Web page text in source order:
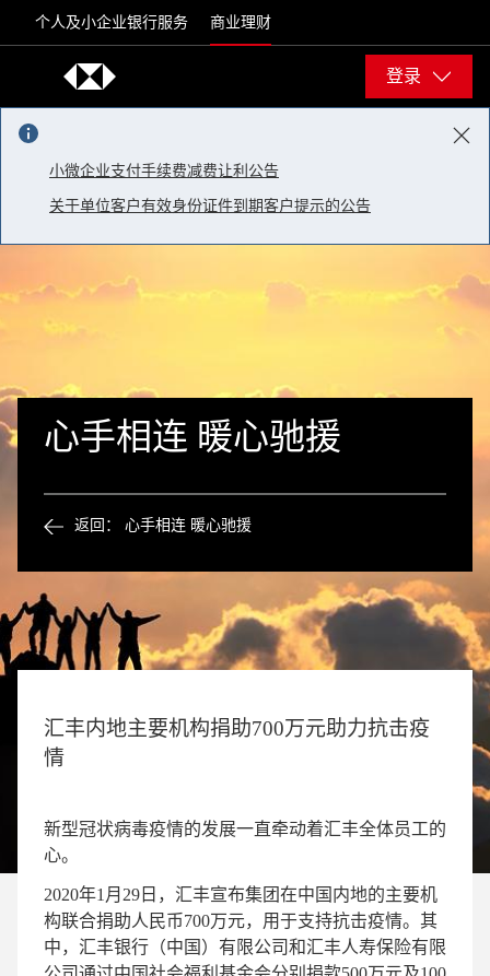
个人及小企业银行服务 商业理财
登录
小微企业支付手续费减费让利公告
关于单位客户有效身份证件到期客户提示的公告
心手相连 暖心驰援
返回： 心手相连 暖心驰援
汇丰内地主要机构捐助700万元助力抗击疫
情
新型冠状病毒疫情的发展一直牵动着汇丰全体员工的
心。
2020年1月29日，汇丰宣布集团在中国内地的主要机
构联合捐助人民币700万元，用于支持抗击疫情。其
中，汇丰银行（中国）有限公司和汇丰人寿保险有限